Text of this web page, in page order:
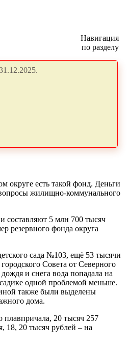
Навигация
по разделу
округе есть такой фонд. Деньги
вопросы жилищно-коммунального
составляют 5 млн 700 тысяч
резервного фонда округа
сада №103, ещё 53 тысячи
Совета от Северного
и снега вода попадала на
одной проблемой меньше.
также были выделены
дома.
плавпричала, 20 тысяч 257
18, 20 тысяч рублей – на